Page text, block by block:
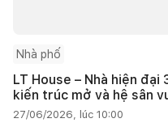
Nhà phố
LT House – Nhà hiện
kiến trúc mở và hệ sân
27/06/2026, lúc 10:00